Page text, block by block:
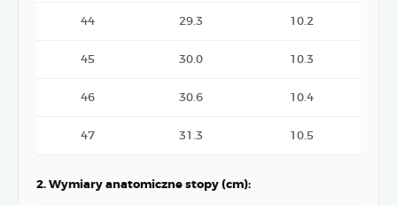
44 29.3 10.2
45 30.0 10.3
46 30.6 10.4
47 31.3 10.5
2. Wymiary anatomiczne stopy (cm):